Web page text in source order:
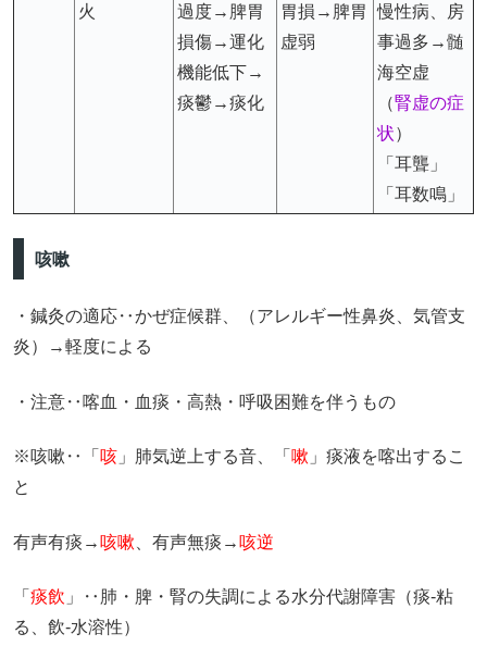
火
過度→脾胃
損傷→運化
機能低下→
痰鬱→痰化
胃損→脾胃
虚弱
慢性病、房
事過多→髄
海空虚
（腎虚の症
状）
「耳聾」
「耳数鳴」
咳嗽
・鍼灸の適応‥かぜ症候群、（アレルギー性鼻炎、気管支
炎）→軽度による
・注意‥喀血・血痰・高熱・呼吸困難を伴うもの
※咳嗽‥「 咳 」肺気逆上する音、「 嗽 」痰液を喀出するこ
と
有声有痰→ 咳嗽 、有声無痰→ 咳逆
「 痰飲 」‥肺・脾・腎の失調による水分代謝障害（痰‐粘
る、飲‐水溶性）